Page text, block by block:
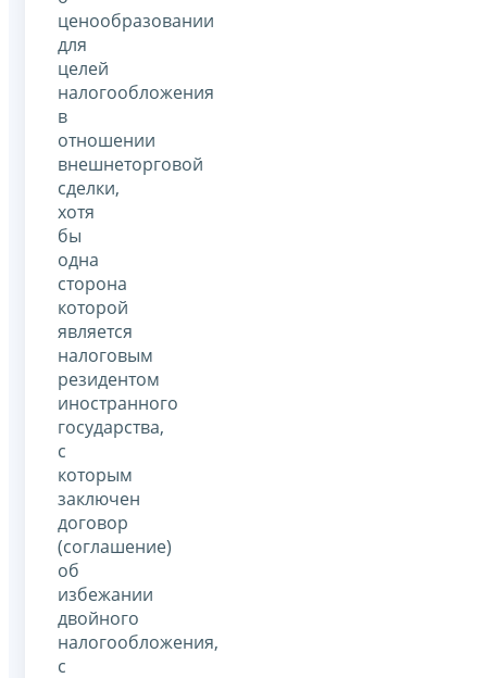
ценообразовании
для
целей
налогообложения
в
отношении
внешнеторговой
сделки,
хотя
бы
одна
сторона
которой
является
налоговым
резидентом
иностранного
государства,
с
которым
заключен
договор
(соглашение)
об
избежании
двойного
налогообложения,
с